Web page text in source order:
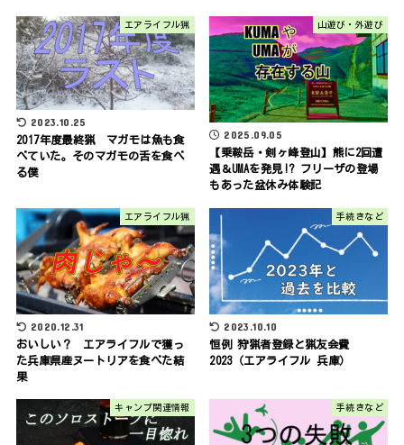
エアライフル猟
2023.10.25
2017年度最終猟 マガモは魚も食
べていた。そのマガモの舌を食べ
る僕
山遊び・外遊び
2025.09.05
【乗鞍岳・剣ヶ峰登山】熊に2回遭
遇＆UMAを発見!? フリーザの登場
もあった盆休み体験記
エアライフル猟
2020.12.31
おいしい？ エアライフルで獲っ
た兵庫県産ヌートリアを食べた結
果
手続きなど
2023.10.10
恒例 狩猟者登録と猟友会費
2023（エアライフル 兵庫）
キャンプ関連情報 手続きなど